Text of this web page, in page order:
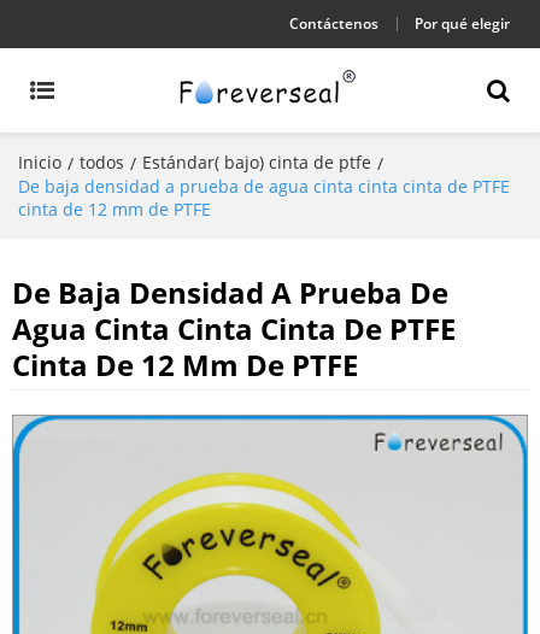
Contáctenos Por qué elegir
Inicio / todos / Estándar( bajo) cinta de ptfe /
De baja densidad a prueba de agua cinta cinta cinta de PTFE
cinta de 12 mm de PTFE
De Baja Densidad A Prueba De
Agua Cinta Cinta Cinta De PTFE
Cinta De 12 Mm De PTFE